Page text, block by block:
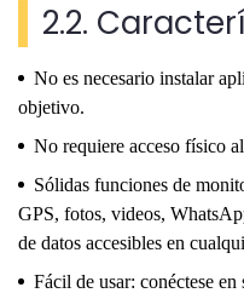
2.2.
No es necesario instalar
objetivo.
No requiere acceso físico
Sólidas funciones de
GPS, fotos, videos,
de datos accesibles en
Fácil de usar: conéctese